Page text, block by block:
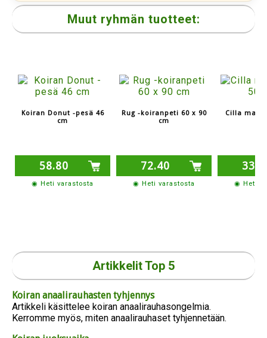
Muut ryhmän tuotteet:
Koiran Donut -pesä 46
cm
58.80
◉ Heti varastosta
Rug -koiranpeti 60 x 90
cm
72.40
◉ Heti varastosta
Cilla
◉ Heti
Artikkelit Top 5
Koiran anaalirauhasten tyhjennys
Artikkeli käsittelee koiran anaalirauhasongelmia.
Kerromme myös, miten anaalirauhaset tyhjennetään.